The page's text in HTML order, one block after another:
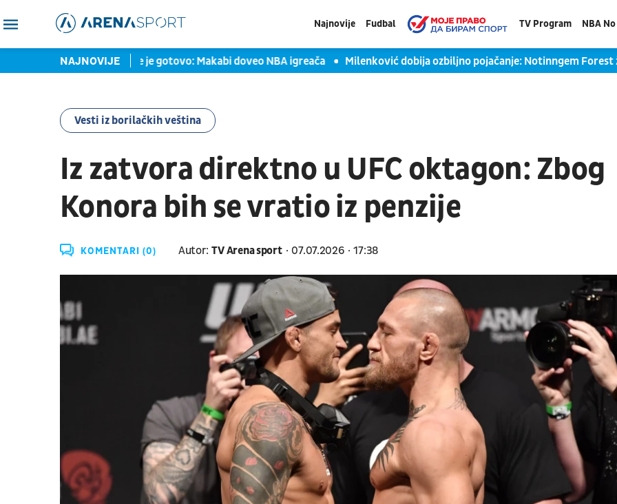
Najnovije Fudbal TV Program NBA
NAJNOVIJE
velike stvari Sve je gotovo: Makabi doveo NBA igreača Milenković dobija ozbiljno pojačanje: Notinngem Forest
Vesti iz borilačkih veština
Iz zatvora direktno u UFC oktagon: Zbog
Konora bih se vratio iz penzije
KOMENTARI (0) Autor: TV Arena sport 07.07.2026 17:38